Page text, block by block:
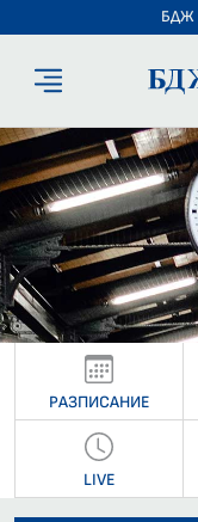
БДЖ
РАЗПИСАНИЕ
LIVE